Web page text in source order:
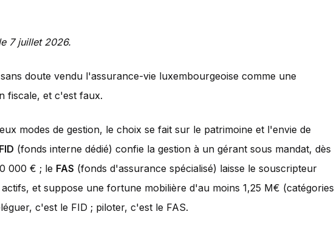
7 juillet 2026.
doute vendu l'assurance-vie luxembourgeoise comme une
fiscale, et c'est faux.
modes de gestion, le choix se fait sur le patrimoine et l'envie de
FID (fonds interne dédié) confie la gestion à un gérant sous mandat, dès
000 € ; le FAS (fonds d'assurance spécialisé) laisse le souscripteur
et suppose une fortune mobilière d'au moins 1,25 M€ (catégories
c'est le FID ; piloter, c'est le FAS.